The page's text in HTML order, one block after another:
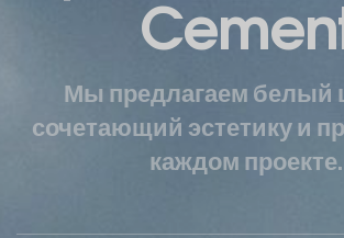
Мы предлагаем белый
сочетающий эстетику и
каждом проекте.